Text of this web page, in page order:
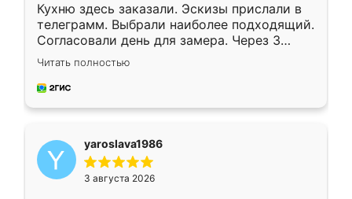
Кухню здесь заказали. Эскизы прислали в
телеграмм. Выбрали наиболее подходящий.
Согласовали день для замера. Через 3
недели кухня была уже готова. Остались
довольны работой. Спасибо Ренессанс
мебель за качественную работу!
Читать полностью
yaroslava1986
3 августа 2026